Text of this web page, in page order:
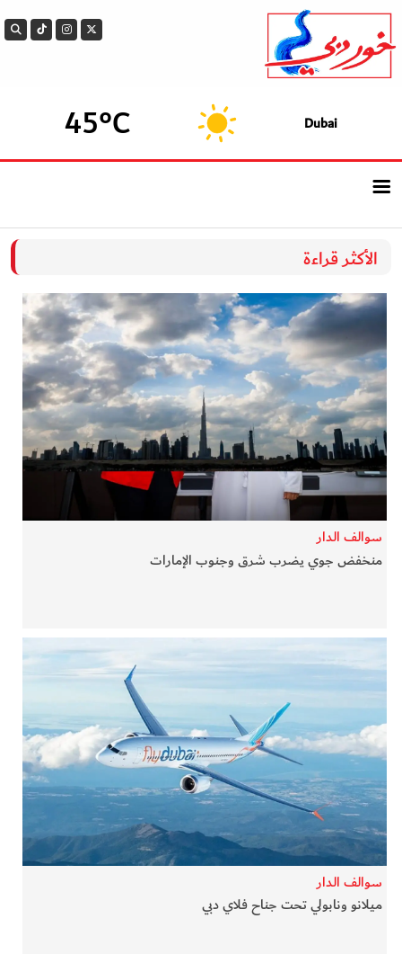
Dubai
45°C
الرئيسيــة
سوالف الدار
بيزنس
في المرمى
وثائقيات الخور
فن وثقافة
كوكب دبي
فيديو
كل الأقسام
أبناء الديرة
الفرجان
تكنولوجيا
من العالم
الأكثر قراءة
سوالف الدار
منخفض جوي يضرب شرق وجنوب الإمارات
سوالف الدار
ميلانو ونابولي تحت جناح فلاي دبي